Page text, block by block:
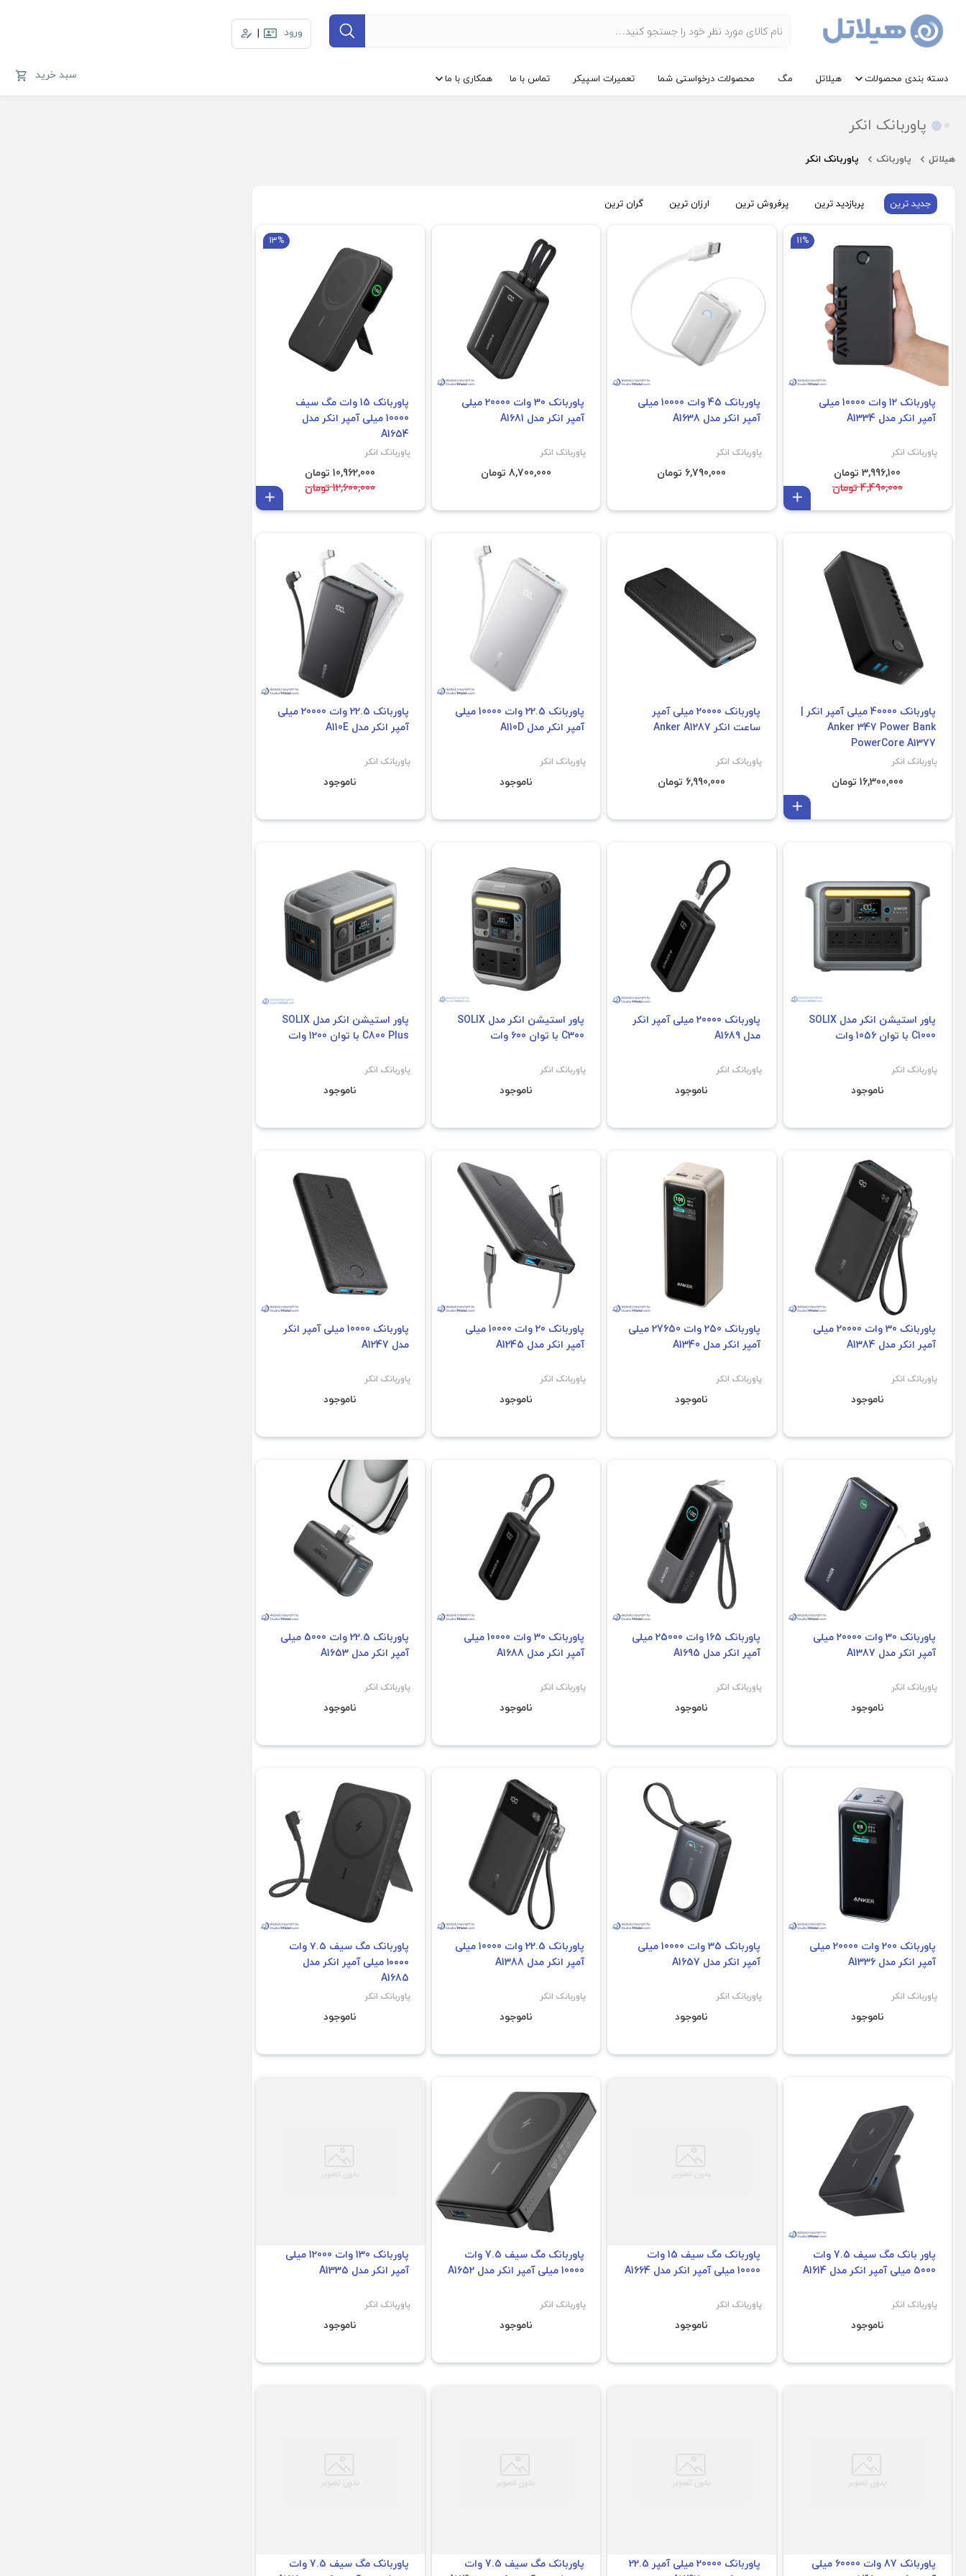
ورود |
دسته بندی محصولات هیلاتل مگ محصولات درخواستی شما تعمیرات اسپیکر تماس با ما همکاری با ما سبد خرید
پاوربانک انکر
هیلاتل پاوربانک پاوربانک انکر
جدید ترین پربازدید ترین پرفروش ترین ارزان ترین گران ترین
11%
پاوربانک 12 وات 10000 میلی
آمپر انکر مدل A1334
پاوربانک انکر
3,996,100 تومان
4,490,000 تومان
پاوربانک 45 وات 10000 میلی
آمپر انکر مدل A1638
پاوربانک انکر
6,790,000 تومان
پاوربانک 30 وات 20000 میلی
آمپر انکر مدل A1681
پاوربانک انکر
8,700,000 تومان
فروش ویژه
13%
پاوربانک 15 وات مگ سیف
10000 میلی آمپر انکر مدل
A1654
پاوربانک انکر
10,962,000 تومان
12,600,000 تومان
پاوربانک 40000 میلی آمپر انکر |
Anker 347 Power Bank
PowerCore A1377
پاوربانک انکر
16,300,000 تومان
فروش ویژه
پاوربانک 20000 میلی آمپر
ساعت انکر Anker A1287
پاوربانک انکر
6,990,000 تومان
پاوربانک 22.5 وات 10000 میلی
آمپر انکر مدل A110D
پاوربانک انکر
ناموجود
پاوربانک 22.5 وات 20000 میلی
آمپر انکر مدل A110E
پاوربانک انکر
ناموجود
پاور استیشن انکر مدل SOLIX
C1000 با توان 1056 وات
پاوربانک انکر
ناموجود
فروش ویژه
پاوربانک 20000 میلی آمپر انکر
مدل A1689
پاوربانک انکر
ناموجود
فروش ویژه
پاور استیشن انکر مدل SOLIX
C300 با توان 600 وات
پاوربانک انکر
ناموجود
فروش ویژه
پاور استیشن انکر مدل SOLIX
C800 Plus با توان 1200 وات
پاوربانک انکر
ناموجود
فروش ویژه
پاوربانک 30 وات 20000 میلی
آمپر انکر مدل A1384
پاوربانک انکر
ناموجود
پاوربانک 250 وات 27650 میلی
آمپر انکر مدل A1340
پاوربانک انکر
ناموجود
پاوربانک 20 وات 10000 میلی
آمپر انکر مدل A1245
پاوربانک انکر
ناموجود
پاوربانک 10000 میلی آمپر انکر
مدل A1247
پاوربانک انکر
ناموجود
پاوربانک 30 وات 20000 میلی
آمپر انکر مدل A1387
پاوربانک انکر
ناموجود
فروش ویژه
پاوربانک 165 وات 25000 میلی
آمپر انکر مدل A1695
پاوربانک انکر
ناموجود
پاوربانک 30 وات 10000 میلی
آمپر انکر مدل A1688
پاوربانک انکر
ناموجود
فروش ویژه
پاوربانک 22.5 وات 5000 میلی
آمپر انکر مدل A1653
پاوربانک انکر
ناموجود
پاوربانک 200 وات 20000 میلی
آمپر انکر مدل A1336
پاوربانک انکر
ناموجود
پاوربانک 35 وات 10000 میلی
آمپر انکر مدل A1657
پاوربانک انکر
ناموجود
پاوربانک 22.5 وات 10000 میلی
آمپر انکر مدل A1388
پاوربانک انکر
ناموجود
پاوربانک مگ سیف ۷.۵ وات
۱۰۰۰۰ میلی آمپر انکر مدل
A1685
پاوربانک انکر
ناموجود
پاور بانک مگ سیف 7.5 وات
5000 میلی آمپر انکر مدل A1614
پاوربانک انکر
ناموجود
پاوربانک مگ سیف 15 وات
10000 میلی آمپر انکر مدل A1664
پاوربانک انکر
ناموجود
پاوربانک مگ سیف 7.5 وات
10000 میلی آمپر انکر مدل A1652
پاوربانک انکر
ناموجود
پاوربانک 130 وات 12000 میلی
آمپر انکر مدل A1335
پاوربانک انکر
ناموجود
پاوربانک 87 وات 60000 میلی
پاوربانک 20000 میلی آمپر 22.5
پاوربانک مگ سیف 7.5 وات
پاوربانک مگ سیف 7.5 وات